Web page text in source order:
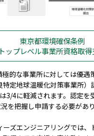
東京都環境確保条例
トップレベル事業所資格取
的な事業所に対しては優遇
定地球温暖化対策事業所）
3/4に軽減されます。認定を
を把握し申請する必要があ
ーズエンジニアリングでは、